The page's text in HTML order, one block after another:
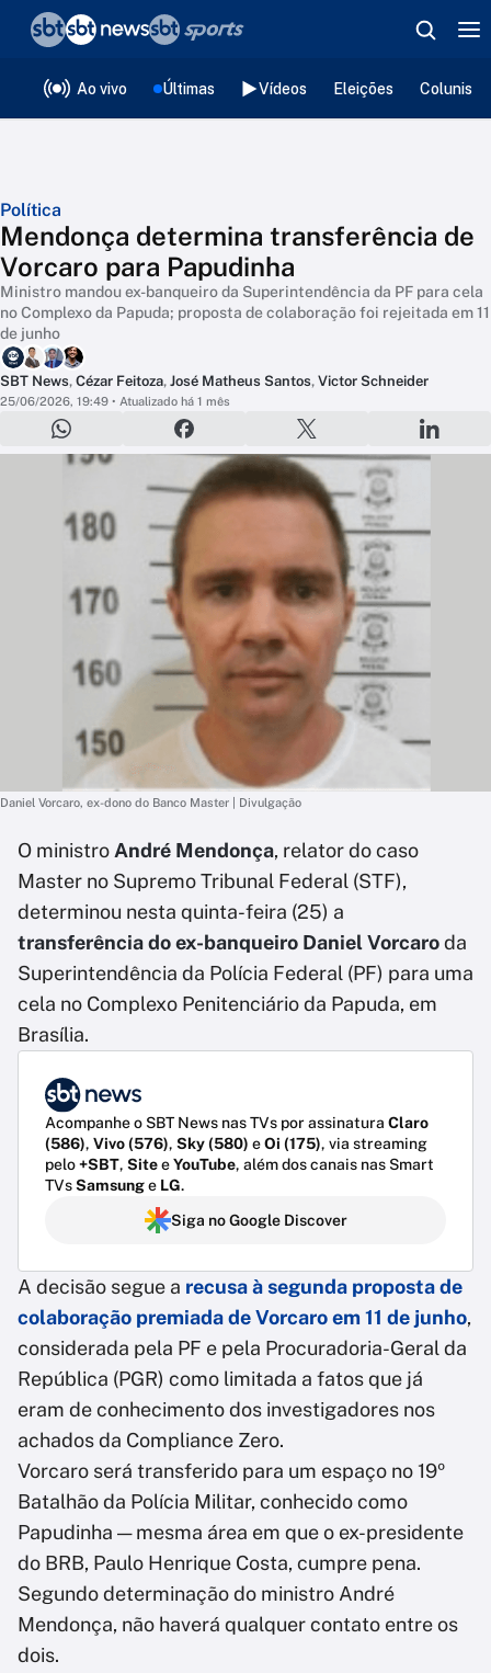
Ao vivo Últimas Vídeos Eleições
Política
Mendonça determina transferência de
Vorcaro para Papudinha
Ministro mandou ex-banqueiro da Superintendência da PF para cela
no Complexo da Papuda; proposta de colaboração foi rejeitada em 11
de junho
SBT News, Cézar Feitoza, José Matheus Santos, Victor Schneider
25/06/2026, 19:49 • Atualizado há 1 mês
Daniel Vorcaro, ex-dono do Banco Master | Divulgação
O ministro André Mendonça, relator do caso
Master no Supremo Tribunal Federal (STF),
determinou nesta quinta-feira (25) a
transferência do ex-banqueiro Daniel Vorcaroda
Superintendência da Polícia Federal (PF) para uma
cela no Complexo Penitenciário da Papuda, em
Brasília.
Acompanhe o SBT News nas TVs por assinatura Claro
(586), Vivo (576), Sky (580) eOi (175), via streaming
pelo+SBT, SiteeYouTube, além dos canais nas Smart
TVsSamsunge LG.
Siga no Google Discover
A decisão segue a recusa à segunda proposta de
colaboração premiada de Vorcaro em 11 de junho,
considerada pela PF e pela Procuradoria-Geral da
República (PGR) como limitada a fatos que já
eram de conhecimento dos investigadores nos
achados da Compliance Zero.
Vorcaro será transferido para um espaço no 19º
Batalhão da Polícia Militar, conhecido como
Papudinha — mesma área em que o ex-presidente
do BRB, Paulo Henrique Costa, cumpre pena.
Segundo determinação do ministro André
Mendonça, não haverá qualquer contato entre os
dois.
❮voltar
Editorias